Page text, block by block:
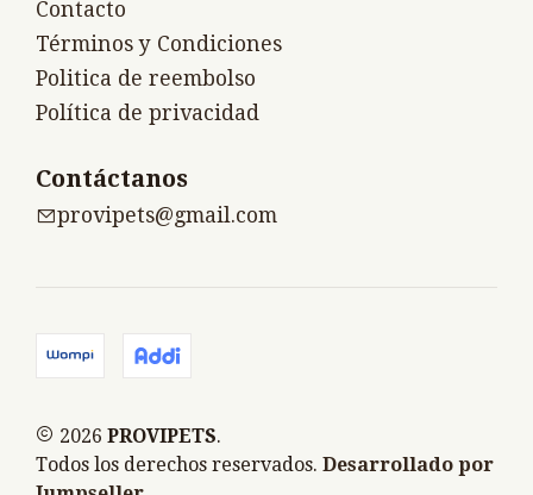
Contacto
Términos y Condiciones
Politica de reembolso
Política de privacidad
Contáctanos
provipets@gmail.com
2026 PROVIPETS.
Todos los derechos reservados. Desarrollado por